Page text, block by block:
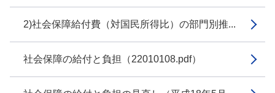
2)社会保障給付費（対国民所得比）の部門別推...
社会保障の給付と負担（22010108.pdf）